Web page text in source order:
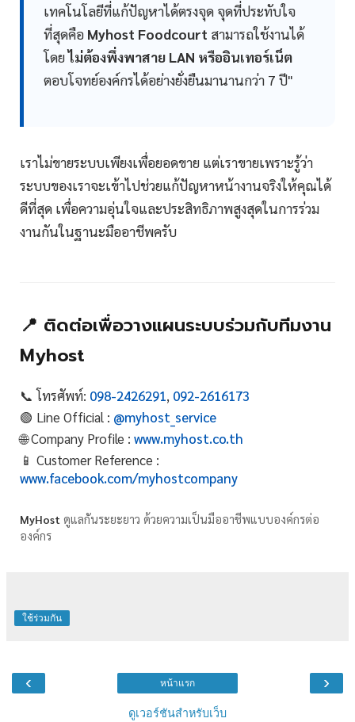
เทคโนโลยีที่แก้ปัญหาได้ตรงจุด จุดที่ประทับใจ
ที่สุดคือ Myhost Foodcourt สามารถใช้งานได้
โดยไม่ต้องพึ่งพาสาย LAN หรืออินเทอร์เน็ต
ตอบโจทย์องค์กรได้อย่างยั่งยืนมานานกว่า 7 ปี"
เราไม่ขายระบบเพียงเพื่อยอดขาย แต่เราขายเพราะรู้ว่า
ระบบของเราจะเข้าไปช่วยแก้ปัญหาหน้างานจริงให้คุณได้
ดีที่สุด เพื่อความอุ่นใจและประสิทธิภาพสูงสุดในการร่วม
งานกันในฐานะมืออาชีพครับ
📍 ติดต่อเพื่อวางแผนระบบร่วมกับทีมงาน
Myhost
📞 โทรศัพท์: 098-2426291, 092-2616173
🟢 Line Official : @myhost_service
🌐 Company Profile : www.myhost.co.th
📱 Customer Reference :
www.facebook.com/myhostcompany
MyHost ดูแลกันระยะยาว ด้วยความเป็นมืออาชีพแบบองค์กรต่อ
องค์กร
ใช้ร่วมกัน
‹ ›
หน้าแรก
ดูเวอร์ชันสำหรับเว็บ